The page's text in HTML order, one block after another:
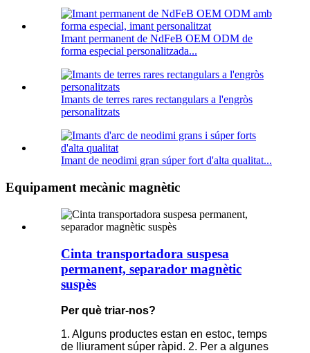
Imant permanent de NdFeB OEM ODM de
forma especial personalitzada...
Imants de terres rares rectangulars a l'engròs
personalitzats
Imant de neodimi gran súper fort d'alta qualitat...
Equipament mecànic magnètic
Cinta transportadora suspesa
permanent, separador magnètic
suspès
Per què triar-nos?
1. Alguns productes estan en estoc, temps
de lliurament súper ràpid. 2. Per a algunes